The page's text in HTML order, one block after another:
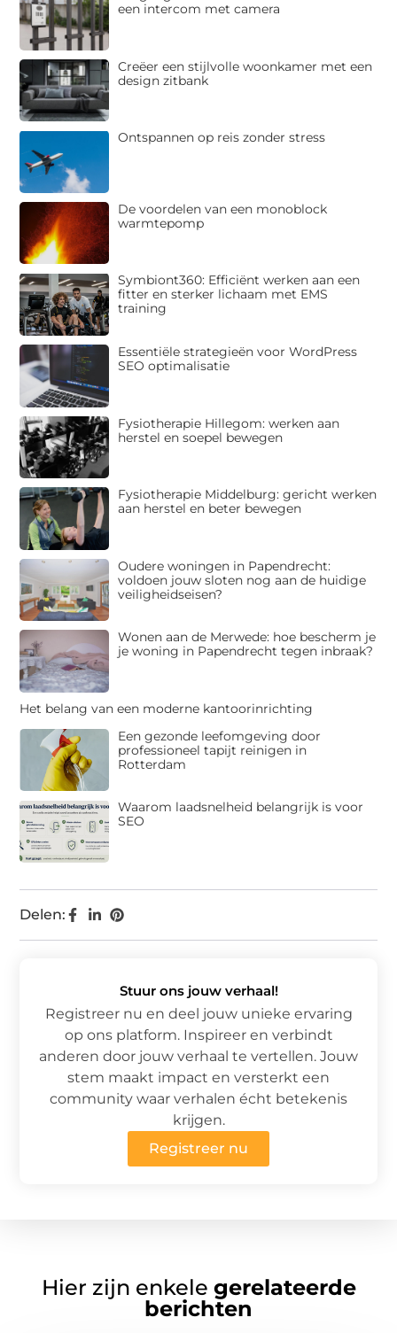
Delen:
een intercom met camera
Creëer een stijlvolle woonkamer met een
design zitbank
Ontspannen op reis zonder stress
De voordelen van een monoblock
warmtepomp
Symbiont360: Efficiënt werken aan een
fitter en sterker lichaam met EMS
training
Essentiële strategieën voor WordPress
SEO optimalisatie
Fysiotherapie Hillegom: werken aan
herstel en soepel bewegen
Fysiotherapie Middelburg: gericht werken
aan herstel en beter bewegen
Oudere woningen in Papendrecht:
voldoen jouw sloten nog aan de huidige
veiligheidseisen?
Wonen aan de Merwede: hoe bescherm je
je woning in Papendrecht tegen inbraak?
Het belang van een moderne kantoorinrichting
Een gezonde leefomgeving door
professioneel tapijt reinigen in
Rotterdam
Waarom laadsnelheid belangrijk is voor
SEO
Stuur ons jouw verhaal!
Registreer nu en deel jouw unieke ervaring
op ons platform. Inspireer en verbindt
anderen door jouw verhaal te vertellen. Jouw
stem maakt impact en versterkt een
community waar verhalen écht betekenis
krijgen.
Registreer nu
Hier zijn enkele gerelateerde
berichten